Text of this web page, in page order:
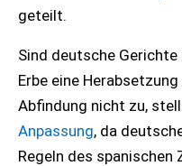
geteilt.
Sind deutsche
Erbe eine
Abfindung nicht zu,
Anpassung, da
Regeln des